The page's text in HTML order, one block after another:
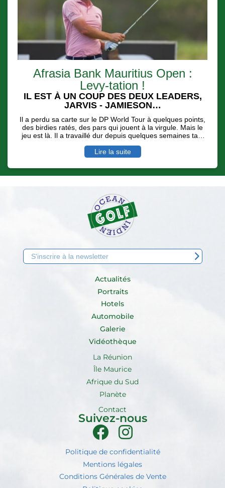
Afrasia Bank Mauritius Open :
Levy-tation !
IL EST À UN COUP DES DEUX LEADERS,
JARVIS - JAMIESON…
Il a perdu sa carte sur le DP World Tour à quelques points,
des birdies ratés, des pars qui jouent à la virgule. Mais le
jeu est là. Il a travaillé dur depuis quelques semaines tant
nouvelle saison sur la deuxième division européenne,
l'Hotel Planner Tour pouvait payer… Invité sur l'Afrasia
Bank Mauritius Open, malgré des conditions de jeu digne
d'un vrai Links ( rafales de vent et de pluie ), Alexander
sud Africain Casey Jarvis.
Lire la suite
Actualités
Portraits
Hotels
Automobile
Galerie
Vidéothèque
La Réunion
Île Maurice
Afrique du Sud
Planète
Contact
Suivez-nous
Politique de confidentialité
Mentions légales
Conditions Générales de Vente